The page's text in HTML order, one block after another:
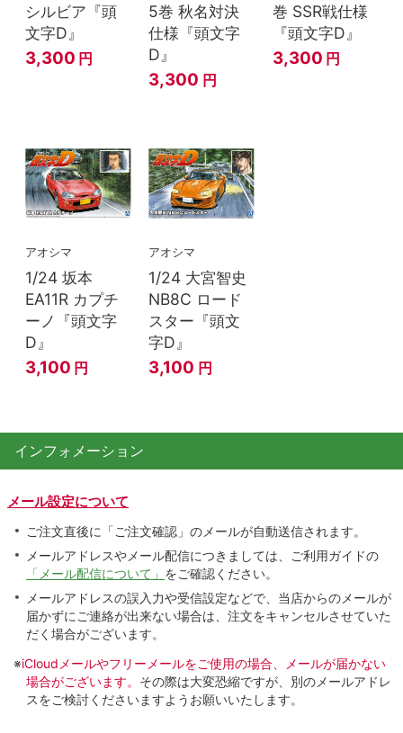
シルビア『頭
文字D』
3,300 円
5巻 秋名対決
仕様『頭文字
D』
3,300 円
巻 SSR戦仕様
『頭文字D』
3,300 円
アオシマ
1/24 坂本
EA11R カプチ
ーノ『頭文字
D』
3,100 円
アオシマ
1/24 大宮智史
NB8C ロード
スター『頭文
字D』
3,100 円
インフォメーション
メール設定について
ご注文直後に「ご注文確認」のメールが自動送信されます。
メールアドレスやメール配信につきましては、ご利用ガイドの
「メール配信について」 をご確認ください。
メールアドレスの誤入力や受信設定などで、当店からのメールが
届かずにご連絡が出来ない場合は、注文をキャンセルさせていた
だく場合がございます。
※iCloudメールやフリーメールをご使用の場合、メールが届かない
場合がございます。 その際は大変恐縮ですが、別のメールアドレ
スをご検討くださいますようお願いいたします。